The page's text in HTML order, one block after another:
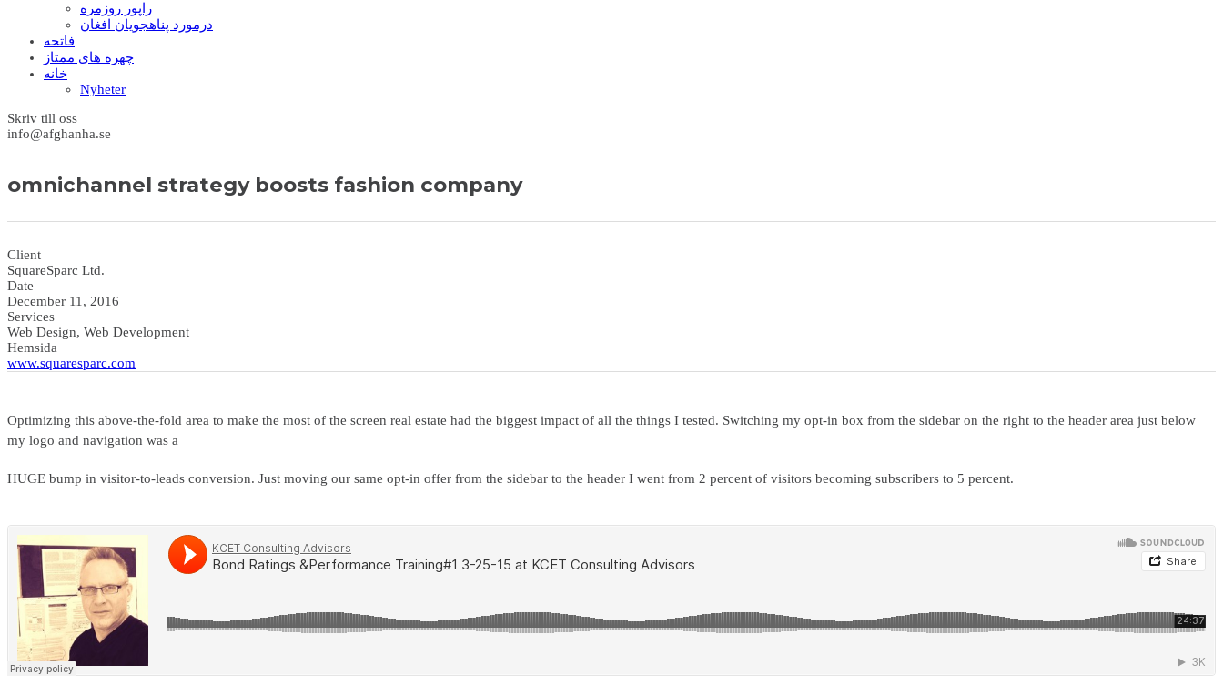
راپور روزمره
درمورد پناهجويان افغان
فاتحه
چهره های ممتاز
خانه
Nyheter
Skriv till oss
info@afghanha.se
omnichannel strategy boosts fashion company
Client
SquareSparc Ltd.
Date
December 11, 2016
Services
Web Design, Web Development
Hemsida
www.squaresparc.com
Optimizing this above-the-fold area to make the most of the screen real estate had the biggest impact of all the things I tested. Switching my opt-in box from the sidebar on the right to the header area just below
my logo and navigation was a
HUGE bump in visitor-to-leads conversion. Just moving our same opt-in offer from the sidebar to the header I went from 2 percent of visitors becoming subscribers to 5 percent.